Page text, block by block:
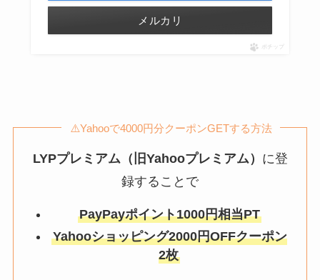
メルカリ
ポチップ
⚠️Yahooで4000円分クーポンGETする方法
LYPプレミアム（旧Yahooプレミアム） に登
録することで
PayPayポイント1000円相当PT
Yahooショッピング2000円OFFクーポン
2枚